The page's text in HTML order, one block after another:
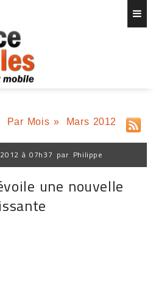
Par Mois » Mars 2012
à 07h37 par Philippe
une nouvelle